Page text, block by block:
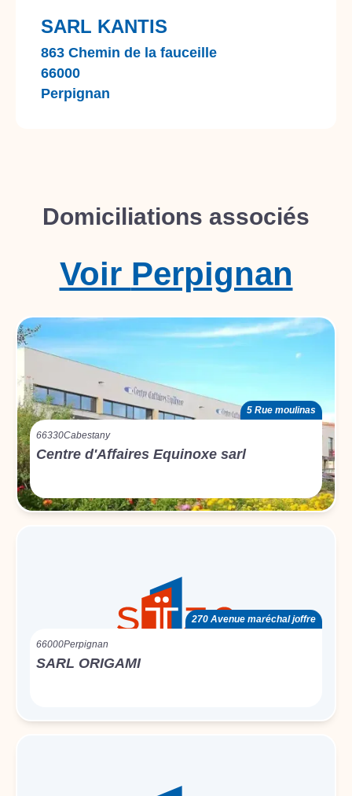
SARL KANTIS
863 Chemin de la fauceille
66000
Perpignan
Domiciliations associés
Perpignan
Voir
5 Rue moulinas
66330Cabestany
Centre d'Affaires Equinoxe sarl
270 Avenue maréchal joffre
66000Perpignan
SARL ORIGAMI